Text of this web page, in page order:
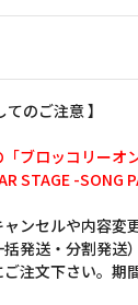
てのご注意 】
ブロッコリーオ
STAGE -
ンセルや内容変
発送・分割発送
注文下さい。期